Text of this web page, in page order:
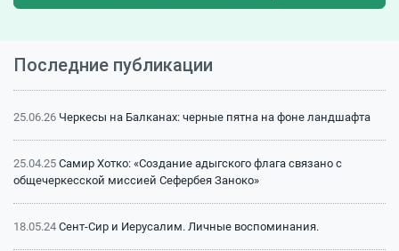
Последние публикации
25.06.26 Черкесы на Балканах: черные пятна на фоне ландшафта
25.04.25 Самир Хотко: «Создание адыгского флага связано с
общечеркесской миссией Сефербея Заноко»
18.05.24 Сент-Сир и Иерусалим. Личные воспоминания.